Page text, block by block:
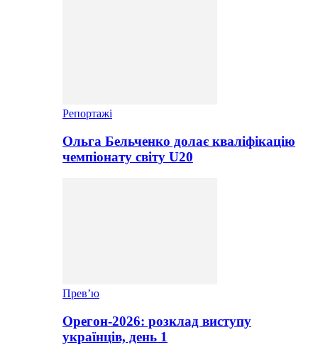
Репортажі
Ольга Бельченко долає кваліфікацію
чемпіонату світу U20
Прев’ю
Орегон-2026: розклад виступу
українців, день 1